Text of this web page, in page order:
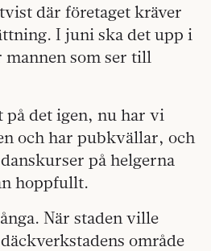
där företaget kräver
I juni ska det upp i
mannen som ser till
på det igen, nu har vi
och har pubkvällar, och
på helgerna
hoppfullt.
När staden ville
område